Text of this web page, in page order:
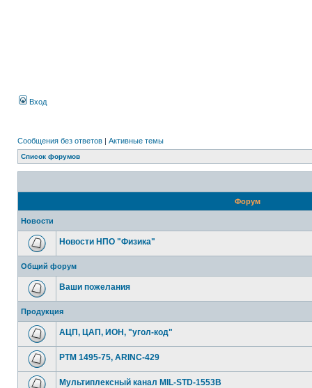
Вход
Сообщения без ответов | Активные темы
Список форумов
Форум
Новости
Новости НПО "Физика"
Общий форум
Ваши пожелания
Продукция
АЦП, ЦАП, ИОН, "угол-код"
РТМ 1495-75, ARINC-429
Мультиплексный канал MIL-STD-1553B